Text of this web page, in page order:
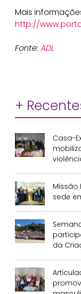
Mais
http://
Fonte: ADL
+
Casa-
Missão
sede
da